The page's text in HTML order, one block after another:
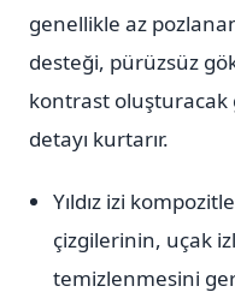
genellikle az
desteği, pürüzsüz
kontrast
detayı kurtarır.
Yıldız izi
çizgilerinin, uçak
temizlenmesini